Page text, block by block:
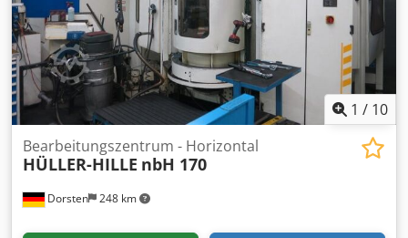
1 / 10
Dorsten 248 km
Bearbeitungszentrum - Horizontal
HÜLLER-HILLE nbH 170